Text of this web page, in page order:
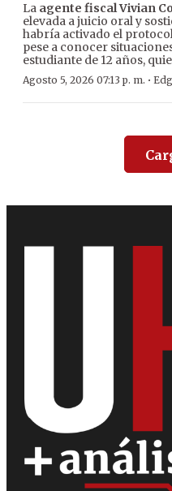
La agente fiscal Vivian
elevada a juicio oral y
habría activado el
pese a conocer
estudiante de 12 años,
Agosto 5, 2026 07:13 p. m. ·